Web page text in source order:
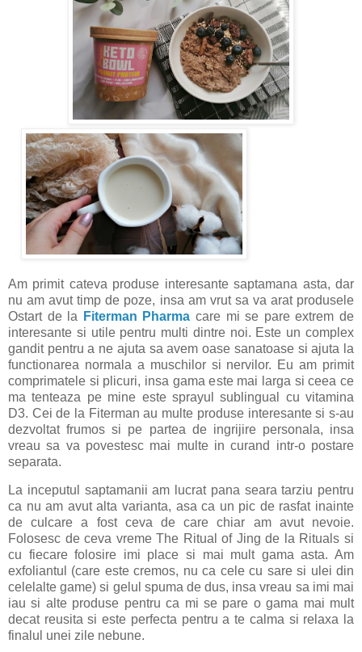
Am primit cateva produse interesante saptamana asta, dar
nu am avut timp de poze, insa am vrut sa va arat produsele
Ostart de la
Fiterman Pharma care mi se pare extrem de
interesante si utile pentru multi dintre noi. Este un complex
gandit pentru a ne ajuta sa avem oase sanatoase si ajuta la
functionarea normala a muschilor si nervilor. Eu am primit
comprimatele si plicuri, insa gama este mai larga si ceea ce
ma tenteaza pe mine este sprayul sublingual cu vitamina
D3. Cei de la Fiterman au multe produse interesante si s-au
dezvoltat frumos si pe partea de ingrijire personala, insa
vreau sa va povestesc mai multe in curand intr-o postare
separata.
La inceputul saptamanii am lucrat pana seara tarziu pentru
ca nu am avut alta varianta, asa ca un pic de rasfat inainte
de culcare a fost ceva de care chiar am avut nevoie.
Folosesc de ceva vreme The Ritual of Jing de la Rituals si
cu fiecare folosire imi place si mai mult gama asta. Am
exfoliantul (care este cremos, nu ca cele cu sare si ulei din
celelalte game) si gelul spuma de dus, insa vreau sa imi mai
iau si alte produse pentru ca mi se pare o gama mai mult
decat reusita si este perfecta pentru a te calma si relaxa la
finalul unei zile nebune.